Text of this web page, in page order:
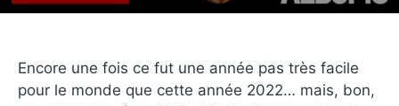
Encore une fois ce fut une année pas très facile
pour le monde que cette année 2022… mais, bon,